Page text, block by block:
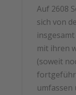
Auf 2608
sich von
mit ihren
(soweit
umfassen